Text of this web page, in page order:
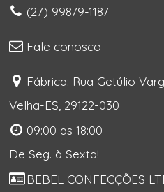
(27) 99879-1187
Fale conosco
Fábrica: Rua Getúlio
Velha-ES, 29122-030
09:00 as 18:00
De Seg. à Sexta!
BEBEL CONFECÇÕES